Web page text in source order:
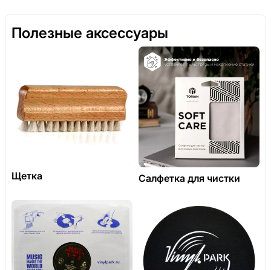
Полезные аксессуары
Щетка Салфетка для чистки